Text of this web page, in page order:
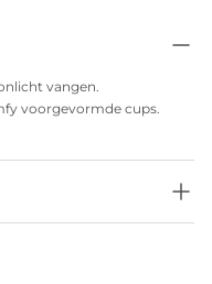
vangen.
voorgevormde cups.